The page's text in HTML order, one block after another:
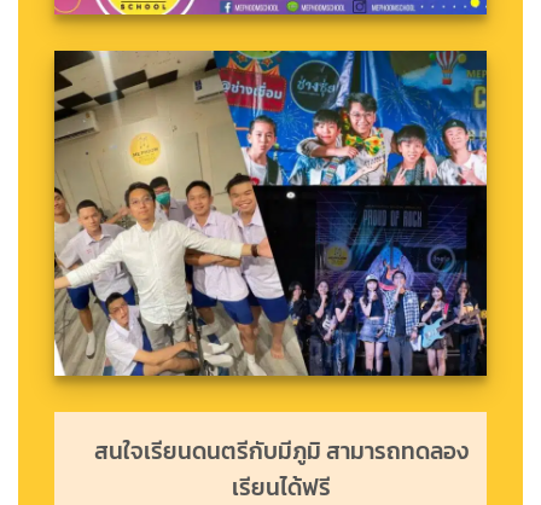
สนใจเรียนดนตรีกับมีภูมิ สามารถทดลอง
เรียนได้ฟรี